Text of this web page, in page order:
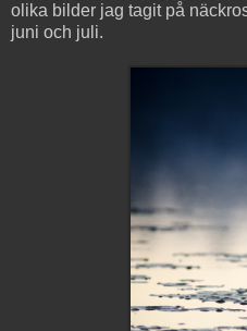
olika bilder jag tagit på
juni och juli.